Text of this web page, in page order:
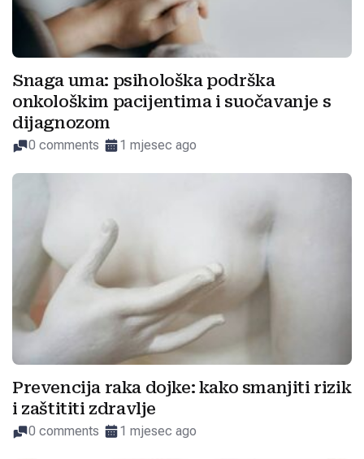
Snaga uma: psihološka podrška
onkološkim pacijentima i suočavanje s
dijagnozom
0 comments 1 mjesec ago
Prevencija raka dojke: kako smanjiti rizik
i zaštititi zdravlje
0 comments 1 mjesec ago